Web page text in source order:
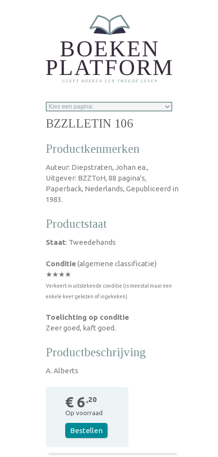
BZZLLETIN 106
Productkenmerken
Auteur: Diepstraten, Johan ea.,
Uitgever: BZZToH, 88 pagina's,
Paperback, Nederlands, Gepubliceerd in
1983.
Productstaat
Staat: Tweedehands
Conditie(algemene classificatie)
★★★★
Verkeert in uitstekende conditie (is meestal maar een
enkele keer gelezen of ingekeken)
Toelichting op conditie
Zeer goed, kaft goed.
Productbeschrijving
A. Alberts
€ 6 ,20
Op voorraad
Bestellen